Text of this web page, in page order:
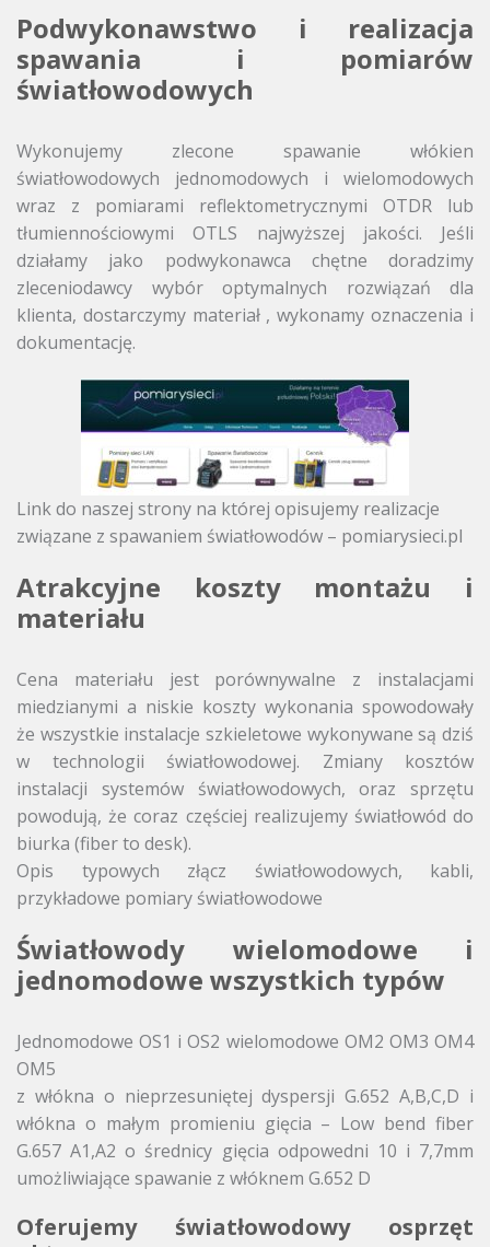
Podwykonawstwo i realizacja
spawania i pomiarów
światłowodowych
Wykonujemy zlecone spawanie włókien
światłowodowych jednomodowych i wielomodowych
wraz z pomiarami reflektometrycznymi OTDR lub
tłumiennościowymi OTLS najwyższej jakości. Jeśli
działamy jako podwykonawca chętne doradzimy
zleceniodawcy wybór optymalnych rozwiązań dla
klienta, dostarczymy materiał , wykonamy oznaczenia i
dokumentację.
Link do naszej strony na której opisujemy realizacje
związane z spawaniem światłowodów – pomiarysieci.pl
Atrakcyjne koszty montażu i
materiału
Cena materiału jest porównywalne z instalacjami
miedzianymi a niskie koszty wykonania spowodowały
że wszystkie instalacje szkieletowe wykonywane są dziś
w technologii światłowodowej. Zmiany kosztów
instalacji systemów światłowodowych, oraz sprzętu
powodują, że coraz częściej realizujemy światłowód do
biurka (fiber to desk).
Opis typowych złącz światłowodowych, kabli,
przykładowe pomiary światłowodowe
Światłowody wielomodowe i
jednomodowe wszystkich typów
Jednomodowe OS1 i OS2 wielomodowe OM2 OM3 OM4
OM5
z włókna o nieprzesuniętej dyspersji G.652 A,B,C,D i
włókna o małym promieniu gięcia – Low bend fiber
G.657 A1,A2 o średnicy gięcia odpowedni 10 i 7,7mm
umożliwiające spawanie z włóknem G.652 D
Oferujemy światłowodowy osprzęt